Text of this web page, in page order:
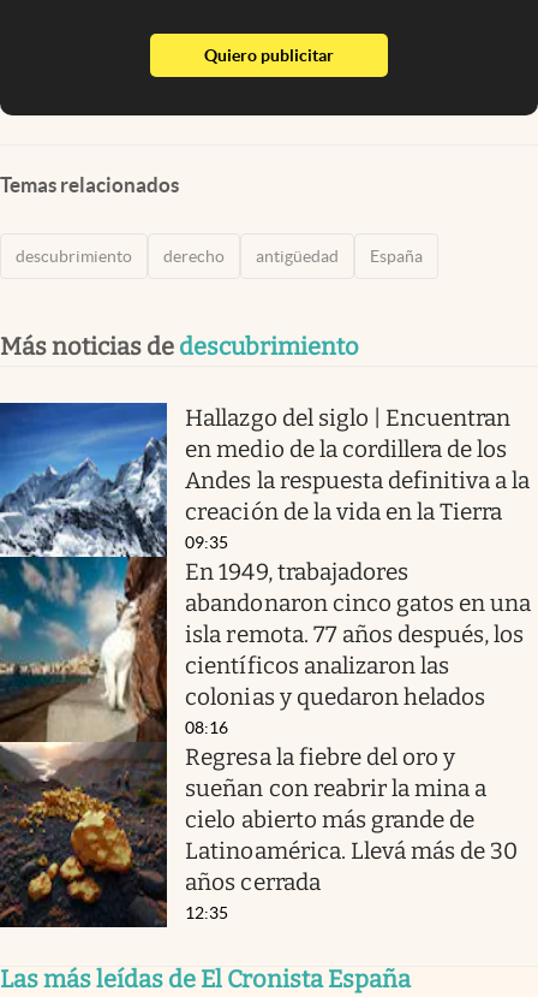
Quiero publicitarabre en nueva pestaña
Temas relacionados
descubrimiento derecho antigüedad España
Más noticias de descubrimiento
Hallazgo del siglo | Encuentran
en medio de la cordillera de los
Andes la respuesta definitiva a la
creación de la vida en la Tierra
09:35
En 1949, trabajadores
abandonaron cinco gatos en una
isla remota. 77 años después, los
científicos analizaron las
colonias y quedaron helados
08:16
Regresa la fiebre del oro y
sueñan con reabrir la mina a
cielo abierto más grande de
Latinoamérica. Llevá más de 30
años cerrada
12:35
Las más leídas de El Cronista España